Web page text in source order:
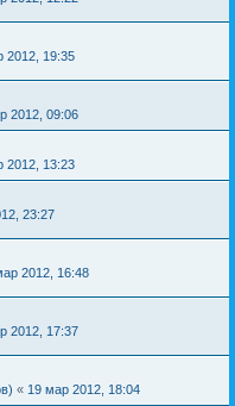
2012, 19:35
2012, 09:06
2012, 13:23
23:27
2012, 16:48
2012, 17:37
« 19 мар 2012, 18:04